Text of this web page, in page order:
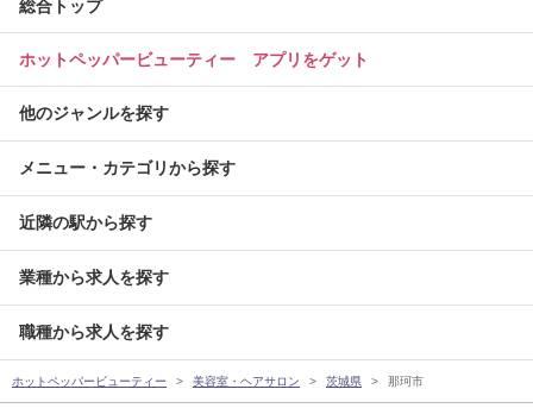
総合トップ
ホットペッパービューティー アプリをゲット
他のジャンルを探す
メニュー・カテゴリから探す
近隣の駅から探す
業種から求人を探す
職種から求人を探す
ホットペッパービューティー 美容室・ヘアサロン 茨城県 那珂市